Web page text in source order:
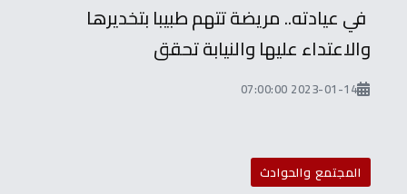
في عيادته.. مريضة تتهم طبيبا بتخديرها
والاعتداء عليها والنيابة تحقق
2023-01-14 07:00:00
المجتمع والحوادث